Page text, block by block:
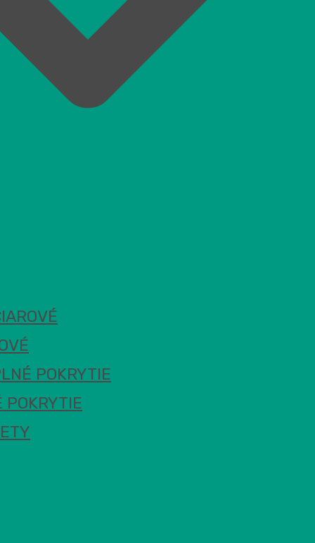
POKRYTIE
POKRYTIE